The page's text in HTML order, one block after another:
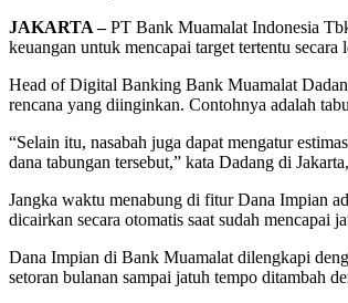
JAKARTA –PT Bank Muamalat Indonesia
keuangan untuk mencapai target tertentu secara
Head of Digital Banking Bank Muamalat
rencana yang diinginkan. Contohnya adalah
“Selain itu, nasabah juga dapat mengatur
dana tabungan tersebut,” kata Dadang di
Jangka waktu menabung di fitur Dana Impian
dicairkan secara otomatis saat sudah mencapai
Dana Impian di Bank Muamalat dilengkapi
setoran bulanan sampai jatuh tempo ditambah